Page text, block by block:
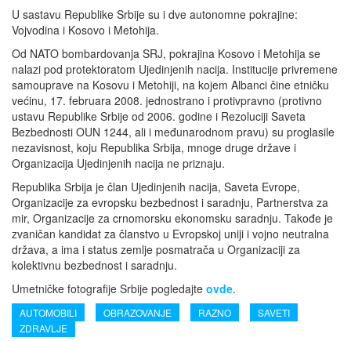
U sastavu Republike Srbije su i dve autonomne pokrajine:
Vojvodina i Kosovo i Metohija.
Od NATO bombardovanja SRJ, pokrajina Kosovo i Metohija se
nalazi pod protektoratom Ujedinjenih nacija. Institucije privremene
samouprave na Kosovu i Metohiji, na kojem Albanci čine etničku
većinu, 17. februara 2008. jednostrano i protivpravno (protivno
ustavu Republike Srbije od 2006. godine i Rezoluciji Saveta
Bezbednosti OUN 1244, ali i međunarodnom pravu) su proglasile
nezavisnost, koju Republika Srbija, mnoge druge države i
Organizacija Ujedinjenih nacija ne priznaju.
Republika Srbija je član Ujedinjenih nacija, Saveta Evrope,
Organizacije za evropsku bezbednost i saradnju, Partnerstva za
mir, Organizacije za crnomorsku ekonomsku saradnju. Takođe je
zvaničan kandidat za članstvo u Evropskoj uniji i vojno neutralna
država, a ima i status zemlje posmatrača u Organizaciji za
kolektivnu bezbednost i saradnju.
Umetničke fotografije Srbije pogledajte ovde.
AUTOMOBILI OBRAZOVANJE RAZNO
SAVETI
ZDRAVLJE